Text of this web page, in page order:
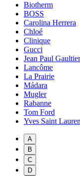
Biotherm
BOSS
Carolina Herrera
Chloé
Clinique
Gucci
Jean Paul Gaultier
Lancôme
La Prairie
Mádara
Mugler
Rabanne
Tom Ford
Yves Saint
A
B
C
D